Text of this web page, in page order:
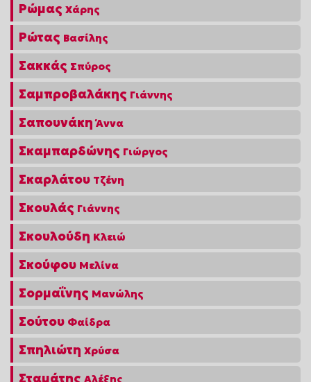
Ρώμας Χάρης
Ρώτας Βασίλης
Σακκάς Σπύρος
Σαμπροβαλάκης Γιάννης
Σαπουνάκη Άννα
Σκαμπαρδώνης Γιώργος
Σκαρλάτου Τζένη
Σκουλάς Γιάννης
Σκουλούδη Κλειώ
Σκούφου Μελίνα
Σορμαΐνης Μανώλης
Σούτου Φαίδρα
Σπηλιώτη Χρύσα
Σταμάτης Αλέξης